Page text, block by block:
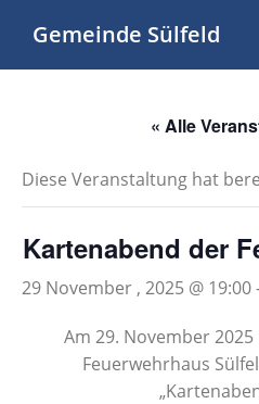
Gemeinde Sülfeld
« Alle
Diese Veranstaltung hat
Kartenabend der
29 November , 2025 @ 19:00
Am 29. November
Feuerwehrhaus